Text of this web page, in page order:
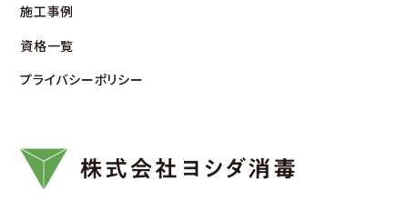
施⼯事例
資格⼀覧
プライバシーポリシー